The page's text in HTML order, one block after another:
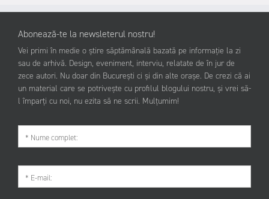
Abonează-te la newsleterul nostru!
Vei primi în medie o știre săptămânală bazată pe informație la zi
sau de arhivă. Design, eveniment, interviu, relatate de în jur de
zece autori. Nu doar din București ci și din alte orașe. De crezi că ai
un material care se potrivește cu profilul blogului nostru, și vrei să-
l împarți cu noi, nu ezita să ne scrii. Mulțumim!